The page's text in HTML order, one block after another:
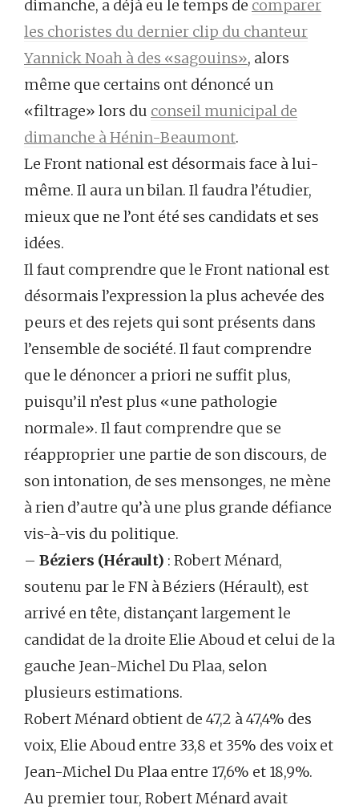
dimanche, a déjà eu le temps de comparer
les choristes du dernier clip du chanteur
Yannick Noah à des «sagouins», alors
même que certains ont dénoncé un
«filtrage» lors du conseil municipal de
dimanche à Hénin-Beaumont.
Le Front national est désormais face à lui-
même. Il aura un bilan. Il faudra l’étudier,
mieux que ne l’ont été ses candidats et ses
idées.
Il faut comprendre que le Front national est
désormais l’expression la plus achevée des
peurs et des rejets qui sont présents dans
l’ensemble de société. Il faut comprendre
que le dénoncer a priori ne suffit plus,
puisqu’il n’est plus «une pathologie
normale». Il faut comprendre que se
réapproprier une partie de son discours, de
son intonation, de ses mensonges, ne mène
à rien d’autre qu’à une plus grande défiance
vis-à-vis du politique.
– Béziers (Hérault) : Robert Ménard,
soutenu par le FN à Béziers (Hérault), est
arrivé en tête, distançant largement le
candidat de la droite Elie Aboud et celui de la
gauche Jean-Michel Du Plaa, selon
plusieurs estimations.
Robert Ménard obtient de 47,2 à 47,4% des
voix, Elie Aboud entre 33,8 et 35% des voix et
Jean-Michel Du Plaa entre 17,6% et 18,9%.
Au premier tour, Robert Ménard avait